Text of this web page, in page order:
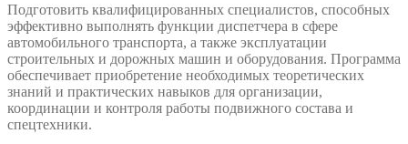
Подготовить квалифицированных специалистов, способных
эффективно выполнять функции диспетчера в сфере
автомобильного транспорта, а также эксплуатации
строительных и дорожных машин и оборудования. Программа
обеспечивает приобретение необходимых теоретических
знаний и практических навыков для организации,
координации и контроля работы подвижного состава и
спецтехники.